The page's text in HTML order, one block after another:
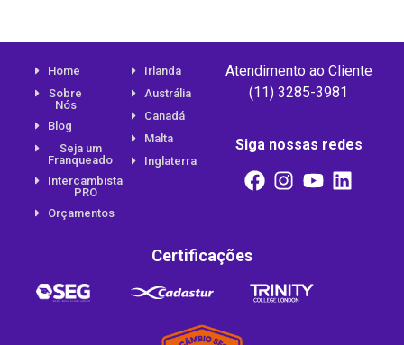
Home
Sobre
Nós
Blog
Seja um
Franqueado
Intercambista
PRO
Orçamentos
Irlanda
Austrália
Canadá
Malta
Inglaterra
Atendimento ao Cliente
(11) 3285-3981
Siga nossas redes
Certificações